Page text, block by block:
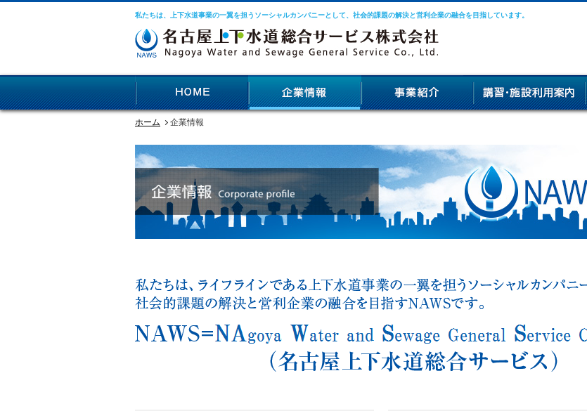
私たちは、上下水道事業の一翼を担うソーシャルカンパニーとして、社会的課題の解決と営利企業の融合を目指しています。
ホーム 企業情報